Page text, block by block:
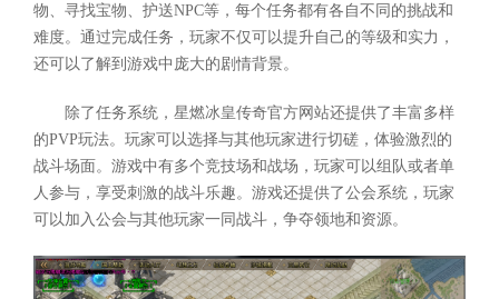
物、寻找宝物、护送NPC等，每个任务都有各自不同的挑战和
难度。通过完成任务，玩家不仅可以提升自己的等级和实力，
还可以了解到游戏中庞大的剧情背景。
除了任务系统，星燃冰皇传奇官方网站还提供了丰富多样
的PVP玩法。玩家可以选择与其他玩家进行切磋，体验激烈的
战斗场面。游戏中有多个竞技场和战场，玩家可以组队或者单
人参与，享受刺激的战斗乐趣。游戏还提供了公会系统，玩家
可以加入公会与其他玩家一同战斗，争夺领地和资源。